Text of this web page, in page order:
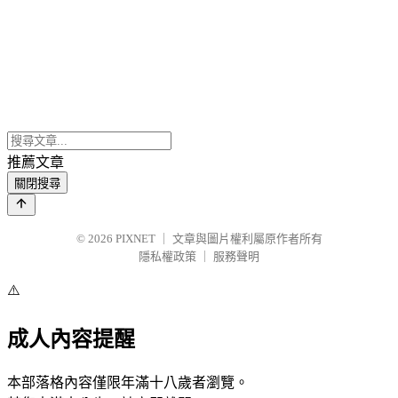
推薦文章
關閉搜尋
© 2026 PIXNET
文章與圖片權利屬原作者所有
隱私權政策
服務聲明
⚠️
成人內容提醒
本部落格內容僅限年滿十八歲者瀏覽。